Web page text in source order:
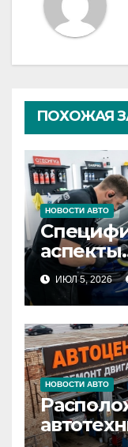
ПОХОЖАЯ
НОВОСТИ АВТО
аспекты
салона
ИЮЛ 5, 2026
НОВОСТИ АВТО